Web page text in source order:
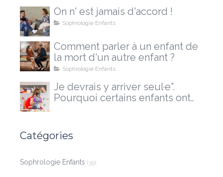
On n' est jamais d'accord !
Sophrologie Enfants
Comment parler à un enfant de
la mort d'un autre enfant ?
Sophrologie Enfants
Je devrais y arriver seul·e”.
Pourquoi certains enfants ont
Catégories
Sophrologie Enfants (39)